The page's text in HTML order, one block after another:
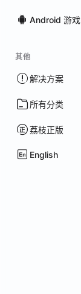
Android 游戏
其他
解决方案
所有分类
荔枝正版
English